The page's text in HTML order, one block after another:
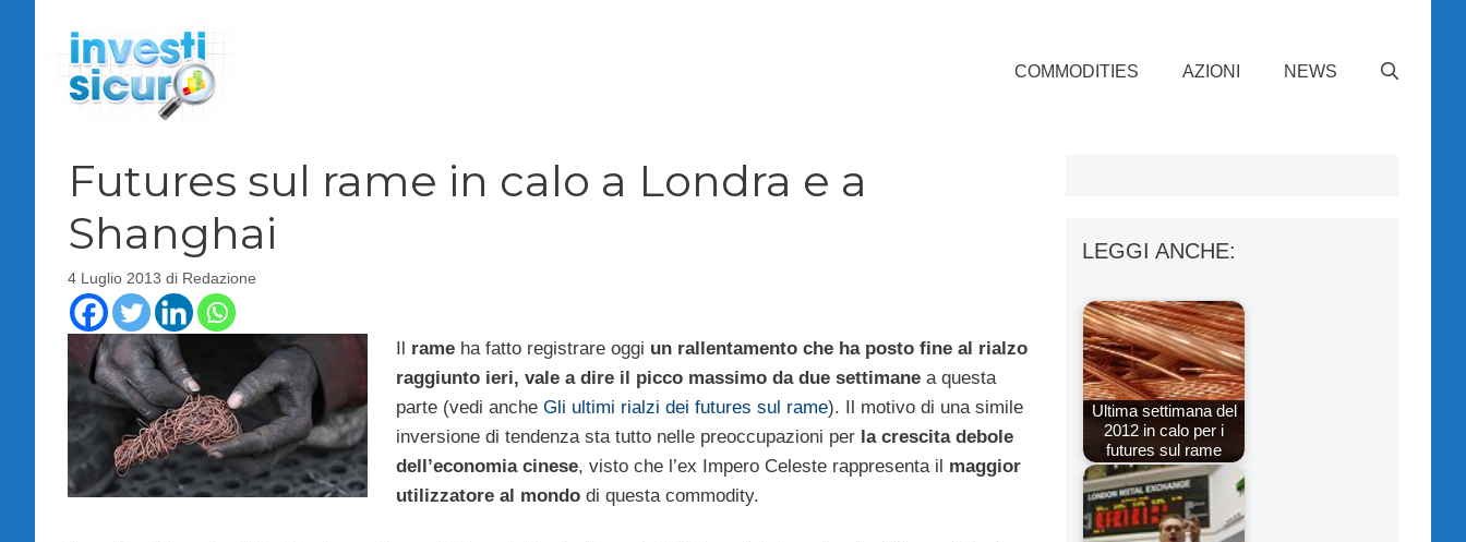
contenuto
COMMODITIES AZIONI NEWS
Futures sul rame in calo a Londra e a
Shanghai
4 Luglio 2013 di Redazione
Il rameha fatto registrare oggi un rallentamento che ha posto fine al rialzo
raggiunto ieri, vale a dire il picco massimo da due settimanea questa
parte (vedi anche Gli ultimi rialzi dei futures sul rame). Il motivo di una simile
inversione di tendenza sta tutto nelle preoccupazioni perla crescita debole
dell’economia cinese, visto che l’ex Impero Celeste rappresenta il maggior
utilizzatore al mondodi questa commodity.
LEGGI ANCHE:
Ultima settimana del
2012 in calo per i
futures sul rame